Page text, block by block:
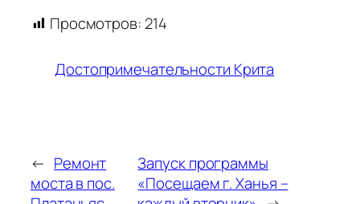
Просмотров: 214
Достопримечательности Крита
← Ремонт
моста в пос.
Запуск программы
«Посещаем г. Ханья –